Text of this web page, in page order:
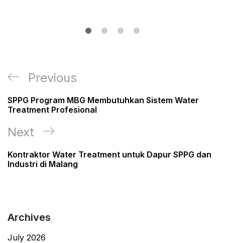
Post
Previous
Post
Previous
SPPG Program MBG Membutuhkan Sistem Water
Treatment Profesional
Next
Post
Next
Kontraktor Water Treatment untuk Dapur SPPG dan
Industri di Malang
Archives
July 2026